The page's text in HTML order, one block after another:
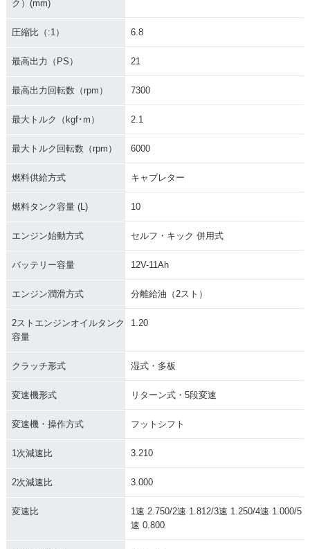
ク）(mm)
圧縮比（:1） 6.8
最高出力（PS） 21
最高出力回転数（rpm） 7300
最大トルク（kgf･m） 2.1
最大トルク回転数（rpm） 6000
燃料供給方式 キャブレター
燃料タンク容量 (L) 10
エンジン始動方式 セルフ・キック 併用式
バッテリー容量 12V-11Ah
エンジン潤滑方式 分離給油（2スト）
2ストエンジンオイルタンク
容量
1.20
クラッチ形式 湿式・多板
変速機形式 リターン式・5段変速
変速機・操作方式 フットシフト
1次減速比 3.210
2次減速比 3.000
変速比
1速 2.750/2速 1.812/3速 1.250/4速 1.000/5
速 0.800